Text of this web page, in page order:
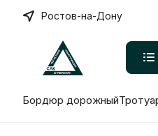
Ростов-на-Дону
Бордюр дорожный